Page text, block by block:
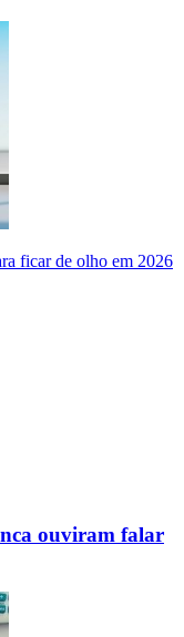
ficar de olho em 2026
ouviram falar